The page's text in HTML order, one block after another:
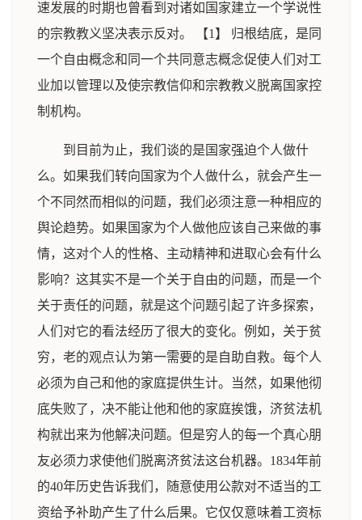
速发展的时期也曾看到对诸如国家建立一个学说性
的宗教教义坚决表示反对。 【1】 归根结底，是同
一个自由概念和同一个共同意志概念促使人们对工
业加以管理以及使宗教信仰和宗教教义脱离国家控
制机构。
到目前为止，我们谈的是国家强迫个人做什
么。如果我们转向国家为个人做什么，就会产生一
个不同然而相似的问题，我们必须注意一种相应的
舆论趋势。如果国家为个人做他应该自己来做的事
情，这对个人的性格、主动精神和进取心会有什么
影响？这其实不是一个关于自由的问题，而是一个
关于责任的问题，就是这个问题引起了许多探索，
人们对它的看法经历了很大的变化。例如，关于贫
穷，老的观点认为第一需要的是自助自救。每个人
必须为自己和他的家庭提供生计。当然，如果他彻
底失败了，决不能让他和他的家庭挨饿，济贫法机
构就出来为他解决问题。但是穷人的每一个真心朋
友必须力求使他们脱离济贫法这台机器。1834年前
的40年历史告诉我们，随意使用公款对不适当的工
资给予补助产生了什么后果。它仅仅意味着工资标